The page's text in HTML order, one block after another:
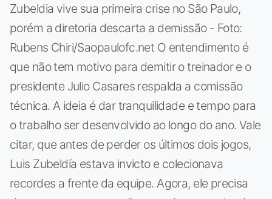
Zubeldia vive sua primeira crise no São Paulo,
porém a diretoria descarta a demissão - Foto:
Rubens Chiri/Saopaulofc.net O entendimento é
que não tem motivo para demitir o treinador e o
presidente Julio Casares respalda a comissão
técnica. A ideia é dar tranquilidade e tempo para
o trabalho ser desenvolvido ao longo do ano. Vale
citar, que antes de perder os últimos dois jogos,
Luis Zubeldía estava invicto e colecionava
recordes a frente da equipe. Agora, ele precisa